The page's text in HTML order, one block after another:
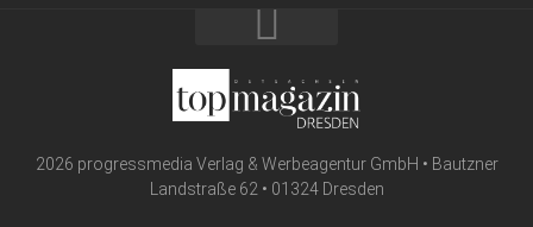
2026 progressmedia Verlag & Werbeagentur GmbH • Bautzner
Landstraße 62 • 01324 Dresden